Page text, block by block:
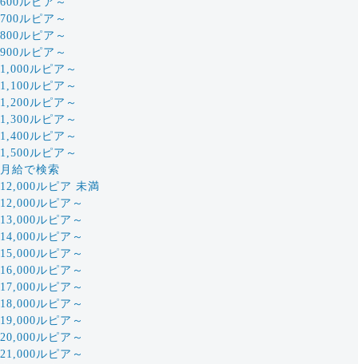
700ルピア～
800ルピア～
900ルピア～
1,000ルピア～
1,100ルピア～
1,200ルピア～
1,300ルピア～
1,400ルピア～
1,500ルピア～
月給で検索
12,000ルピア 未満
12,000ルピア～
13,000ルピア～
14,000ルピア～
15,000ルピア～
16,000ルピア～
17,000ルピア～
18,000ルピア～
19,000ルピア～
20,000ルピア～
21,000ルピア～